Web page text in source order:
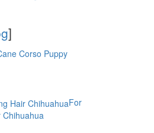
]
Corso Puppy
For